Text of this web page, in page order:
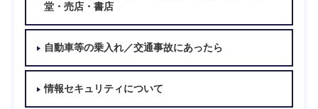
堂・売店・書店
自動車等の乗入れ／交通事故にあったら
情報セキュリティについて